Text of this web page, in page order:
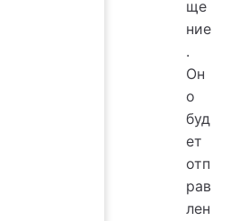
ще
ние
.
Он
о
буд
ет
отп
рав
лен